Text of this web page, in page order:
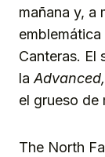
mañana y, a
emblemática
Canteras. El
la
el grueso de
The North